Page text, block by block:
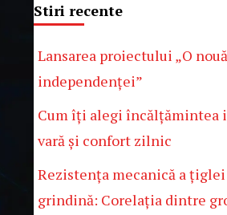
Stiri recente
Lansarea proiectului „O
independenței”
Cum îți alegi încălțămintea
vară și confort zilnic
Rezistența mecanică a
grindină: Corelația dintre